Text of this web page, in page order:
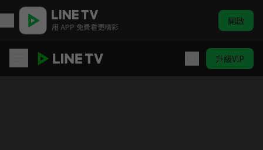
用 APP 免費看更精彩 開啟
升級VIP